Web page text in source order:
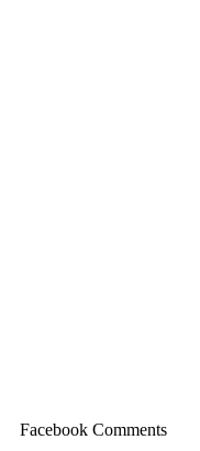
Facebook Comments